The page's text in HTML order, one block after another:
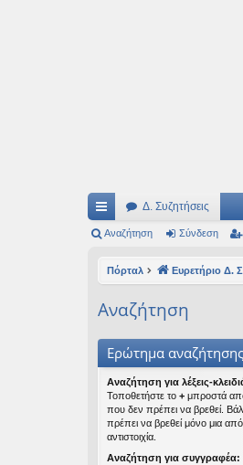
Αυτός ο τόπος φιλοδοξεί να
ρή
ς
συ
νδ
εις
Δ. Συζητήσεις
Αναζήτηση Σύνδεση
Πόρταλ Ευρετήριο Δ.
Αναζήτηση
Ερώτημα αναζήτησης
Αναζήτηση για λέξεις-
Τοποθετήστε το + μπροστά
που δεν πρέπει να βρεθεί.
πρέπει να βρεθεί μόνο μια από
αντιστοιχία.
Αναζήτηση για συγγραφέα: